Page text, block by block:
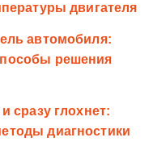
двигателя
автомобиля:
решения
сразу глохнет:
диагностики